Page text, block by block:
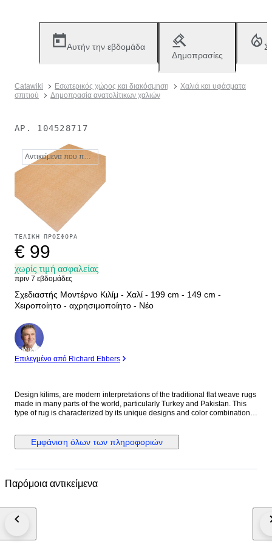
Αυτήν την εβδομάδα
Δημοπρασίες
Catawiki Εσωτερικός χώρος και διακόσμηση
Χαλιά και υφάσματα
σπιτιού
Δημοπρασία ανατολίτικων χαλιών
ΑΡ. 104528717
Αντικείμενα που πωλήθηκαν
ΤΕΛΙΚΉ ΠΡΟΣΦΟΡΆ
€ 99
χωρίς τιμή ασφαλείας
πριν 7 εβδομάδες
Σχεδιαστής Μοντέρνο Κιλίμ - Χαλί - 199 cm - 149 cm -
Χειροποίητο - αχρησιμοποίητο - Νέο
Ειδικός
Επιλεγμένο από Richard Ebbers
Design kilims, are modern interpretations of the traditional flat weave rugs
made in many parts of the world, particularly Turkey and Pakistan. This
type of rug is characterized by its unique designs and color combinations
from small living room rugs to large room rugs. They go well with modern,
Scandinavian, bohemian or even industrial-inspired living styles. With
areas and are easy to clean. The charm of design kilims also lies in the
rugs embody a piece of craftsmanship and tradition combined with
pleasant quality and durability. Due to their special weaving technique,
many years. In summary, design kilims are a great way to add that certain
Εμφάνιση όλων των πληροφοριών
Παρόμοια αντικείμενα